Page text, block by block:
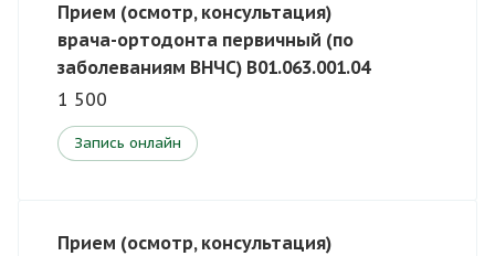
Прием (осмотр, консультация)
врача-ортодонта первичный (по
заболеваниям ВНЧС) В01.063.001.04
1 500
Запись онлайн
Прием (осмотр, консультация)